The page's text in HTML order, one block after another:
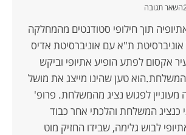
השאר תגובה
תוך חילופי סטודנטים מהמחלקה
אוניברסיטת ת"א עם אוניברסיטת אדיס
אקסום לפתע הופיע אתיופי וביקש
טען שהינו מייצג את מושל
מעוניין לפגוש נציג מהמשלחת. פרופ'
כנציג המשלחת והלכתי אחר כבוד
לבוש גלימה, שבידו החזיק מוט